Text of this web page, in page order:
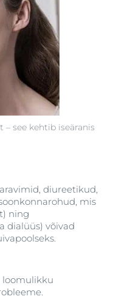
see kehtib iseäranis
diureetikud,
mis
ning
dialüüs) võivad
loomulikku